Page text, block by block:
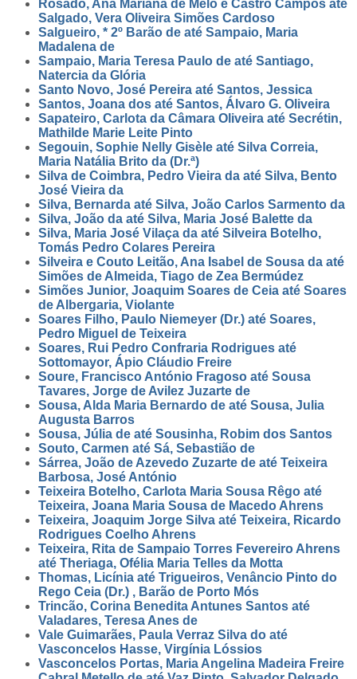
Rosado, Ana Mariana de Melo e Castro Campos até
Salgado, Vera Oliveira Simões Cardoso
Salgueiro, * 2º Barão de até Sampaio, Maria
Madalena de
Sampaio, Maria Teresa Paulo de até Santiago,
Natercia da Glória
Santo Novo, José Pereira até Santos, Jessica
Santos, Joana dos até Santos, Álvaro G. Oliveira
Sapateiro, Carlota da Câmara Oliveira até Secrétin,
Mathilde Marie Leite Pinto
Segouin, Sophie Nelly Gisèle até Silva Correia,
Maria Natália Brito da (Dr.ª)
Silva de Coimbra, Pedro Vieira da até Silva, Bento
José Vieira da
Silva, Bernarda até Silva, João Carlos Sarmento da
Silva, João da até Silva, Maria José Balette da
Silva, Maria José Vilaça da até Silveira Botelho,
Tomás Pedro Colares Pereira
Silveira e Couto Leitão, Ana Isabel de Sousa da até
Simões de Almeida, Tiago de Zea Bermúdez
Simões Junior, Joaquim Soares de Ceia até Soares
de Albergaria, Violante
Soares Filho, Paulo Niemeyer (Dr.) até Soares,
Pedro Miguel de Teixeira
Soares, Rui Pedro Confraria Rodrigues até
Sottomayor, Ápio Cláudio Freire
Soure, Francisco António Fragoso até Sousa
Tavares, Jorge de Avilez Juzarte de
Sousa, Alda Maria Bernardo de até Sousa, Julia
Augusta Barros
Sousa, Júlia de até Sousinha, Robim dos Santos
Souto, Carmen até Sá, Sebastião de
Sárrea, João de Azevedo Zuzarte de até Teixeira
Barbosa, José António
Teixeira Botelho, Carlota Maria Sousa Rêgo até
Teixeira, Joana Maria Sousa de Macedo Ahrens
Teixeira, Joaquim Jorge Silva até Teixeira, Ricardo
Rodrigues Coelho Ahrens
Teixeira, Rita de Sampaio Torres Fevereiro Ahrens
até Theriaga, Ofélia Maria Telles da Motta
Thomas, Licínia até Trigueiros, Venâncio Pinto do
Rego Ceia (Dr.) , Barão de Porto Mós
Trincão, Corina Benedita Antunes Santos até
Valadares, Teresa Anes de
Vale Guimarães, Paula Verraz Silva do até
Vasconcelos Hasse, Virgínia Lóssios
Vasconcelos Portas, Maria Angelina Madeira Freire